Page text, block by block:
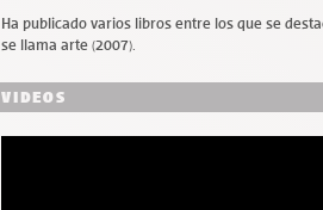
Ha publicado varios libros entre los que se
se llama arte (2007).
VIDEOS